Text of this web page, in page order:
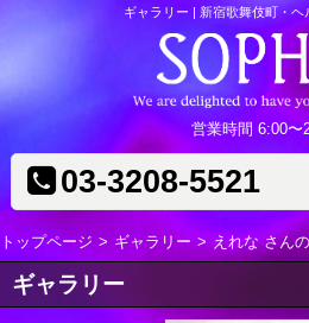
ギャラリー | 新宿歌舞伎町・ヘ
営業時間 6:00〜
03-3208-5521
トップページ ギャラリー えれな さん
ギャラリー